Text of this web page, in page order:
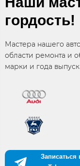
гордость!
Мастера нашего
области ремонта и
марки и года
Записаться